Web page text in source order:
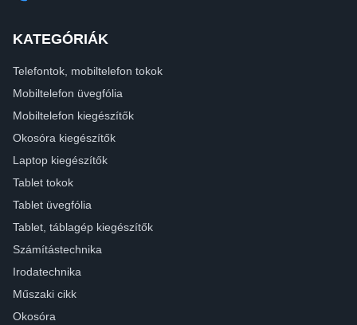
KATEGÓRIÁK
Telefontok, mobiltelefon tokok
Mobiltelefon üvegfólia
Mobiltelefon kiegészítők
Okosóra kiegészítők
Laptop kiegészítők
Tablet tokok
Tablet üvegfólia
Tablet, táblagép kiegészítők
Számítástechnika
Irodatechnika
Műszaki cikk
Okosóra